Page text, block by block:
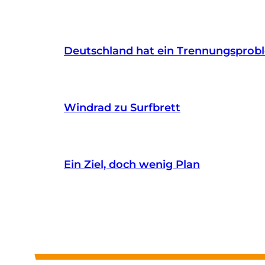
Deutschland hat ein
Windrad zu Surfbrett
Ein Ziel, doch wenig Plan